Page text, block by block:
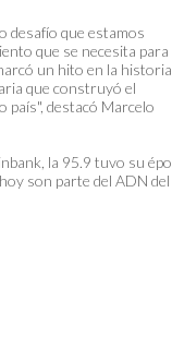
desafío que estamos
que se necesita para
un hito en la
que construyó el
país", destacó Marcelo
la 95.9 tuvo su
son parte del ADN del